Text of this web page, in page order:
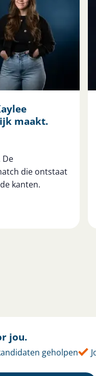
maakt.
De
die ontstaat
kanten.
jou.
geholpen